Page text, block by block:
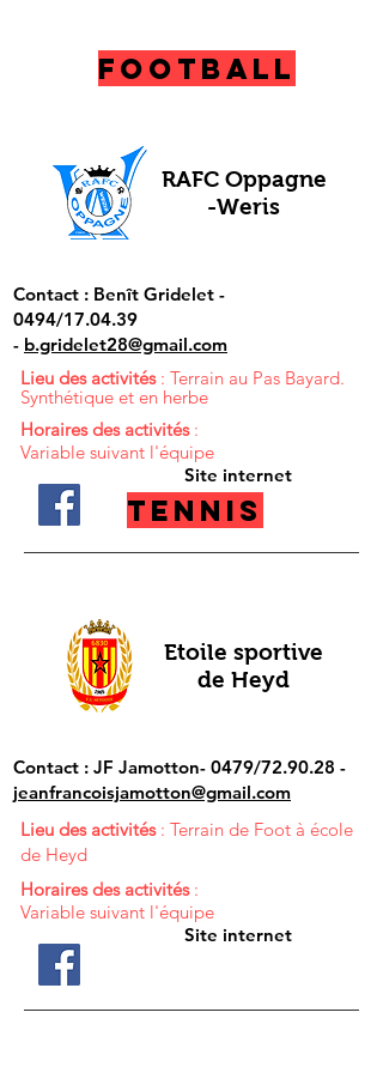
Football
RAFC Oppagne
-Weris
Contact : Benît Gridelet -
0494/17.04.39
- b.gridelet28@gmail.com
Lieu des activités : Terrain au Pas Bayard.
Synthétique et en herbe
Horaires des activités :
Variable suivant l'équipe
Site internet
Etoile sportive
de Heyd
Contact : JF Jamotton- 0479/72.90.28 -
jeanfrancoisjamotton@gmail.com
Lieu des activités : Terrain de Foot à école
de Heyd
Horaires des activités :
Variable suivant l'équipe
Site internet
TEnnis